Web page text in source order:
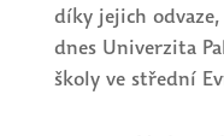
díky jejich
dnes Univerzita
školy ve střední